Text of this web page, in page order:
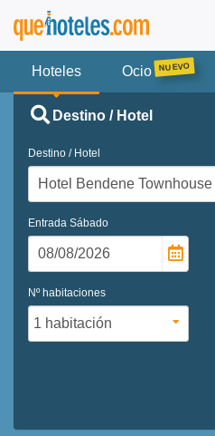
Hoteles Ocio
Destino / Hotel
Destino / Hotel
Entrada Sábado
Nº habitaciones